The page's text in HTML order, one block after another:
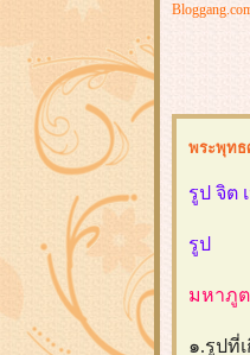
พระพุทธ
รูป จิต
รูป
มหาภูต
๑.รูปที่